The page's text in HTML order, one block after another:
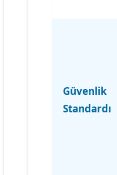
Güvenlik
Standardı